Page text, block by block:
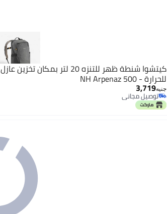
كيتشوا شنطة ظهر للتنزه 20 لتر بمكان تخزين عازل
للحرارة - NH Arpenaz 500
جنيه3,719
توصيل مجاني
توصيل مجاني